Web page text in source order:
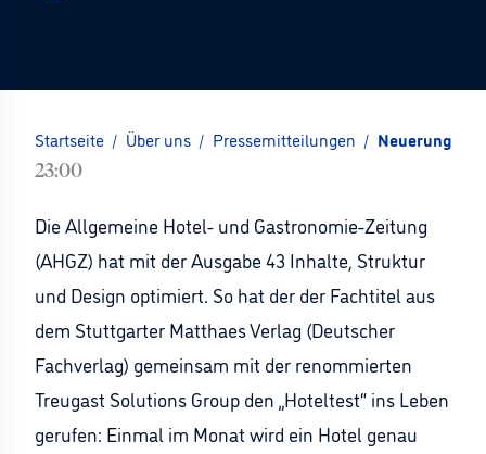
Startseite / Über uns / Pressemitteilungen / Neuerungen
23:00
Die Allgemeine Hotel- und Gastronomie-Zeitung
(AHGZ) hat mit der Ausgabe 43 Inhalte, Struktur
und Design optimiert. So hat der der Fachtitel aus
dem Stuttgarter Matthaes Verlag (Deutscher
Fachverlag) gemeinsam mit der renommierten
Treugast Solutions Group den „Hoteltest“ ins Leben
gerufen: Einmal im Monat wird ein Hotel genau